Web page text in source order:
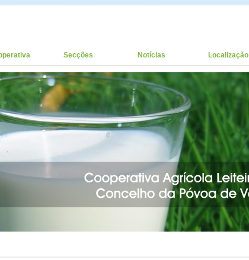
Secções Notícias Localização